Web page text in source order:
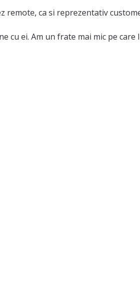
remote, ca si reprezentativ
cu ei. Am un frate mai mic pe care
“profesionala” ar fi o problema.